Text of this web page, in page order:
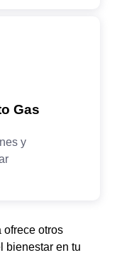
ofrece otros
bienestar en tu